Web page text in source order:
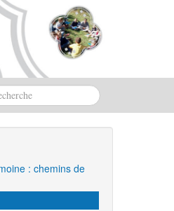
: chemins de